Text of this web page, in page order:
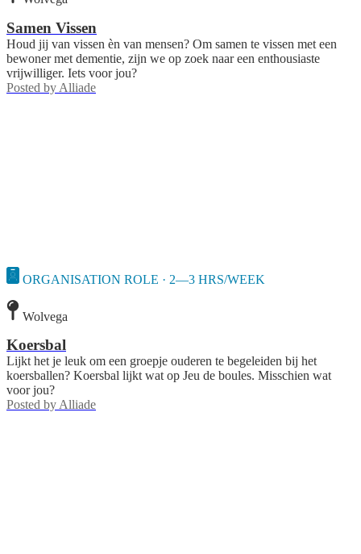
Samen Vissen
Houd jij van vissen èn van mensen? Om samen te vissen met een
bewoner met dementie, zijn we op zoek naar een enthousiaste
vrijwilliger. Iets voor jou?
Posted by Alliade
ORGANISATION ROLE · 2—3 HRS/WEEK
Wolvega
Koersbal
Lijkt het je leuk om een groepje ouderen te begeleiden bij het
koersballen? Koersbal lijkt wat op Jeu de boules. Misschien wat
voor jou?
Posted byAlliade